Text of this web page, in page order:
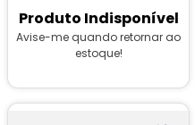
Produto Indisponível
Avise-me quando retornar ao
estoque!